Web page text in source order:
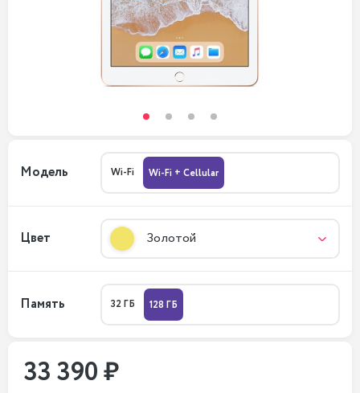
Модель Wi-Fi Wi-Fi + Cellular
Цвет Золотой
Память 32 ГБ 128 ГБ
33 390 ₽